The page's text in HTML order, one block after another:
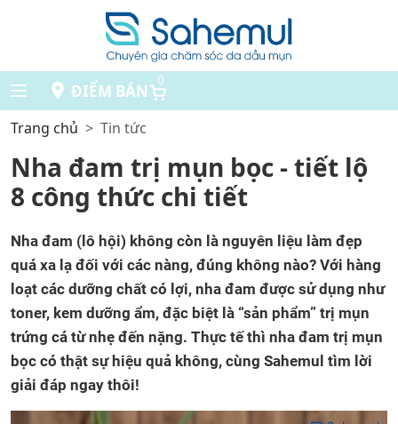
ĐIỂM BÁN
0
Trang chủ Tin tức
Nha đam trị mụn bọc - tiết lộ
8 công thức chi tiết
Nha đam (lô hội) không còn là nguyên liệu làm đẹp
quá xa lạ đối với các nàng, đúng không nào? Với hàng
loạt các dưỡng chất có lợi, nha đam được sử dụng như
toner, kem dưỡng ẩm, đặc biệt là “sản phẩm” trị mụn
trứng cá từ nhẹ đến nặng. Thực tế thì nha đam trị mụn
bọc có thật sự hiệu quả không, cùng Sahemul tìm lời
giải đáp ngay thôi!